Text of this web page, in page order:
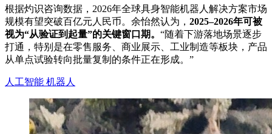
根据灼识咨询数据，2026年全球具身智能机器人解决方案市场
规模有望突破百亿元人民币。余怡然认为， 2025–2026年可被
视为“从验证到起量”的关键窗口期。 “随着下游落地场景逐步
打通，特别是在零售服务、商业展示、工业制造等板块，产品
从单点试验转向批量复制的条件正在形成。”
人工智能 机器人